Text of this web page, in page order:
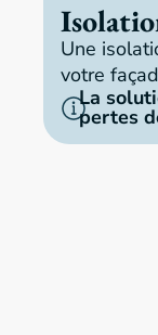
Une
votre
La
pertes